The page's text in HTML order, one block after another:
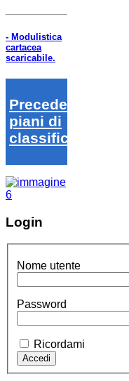
- Modulistica
cartacea
scaricabile.
Precedenti
piani di
classifica
Login
Nome utente
Password
Ricordami